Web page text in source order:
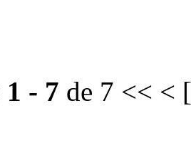
1 - 7 de 7 << < [